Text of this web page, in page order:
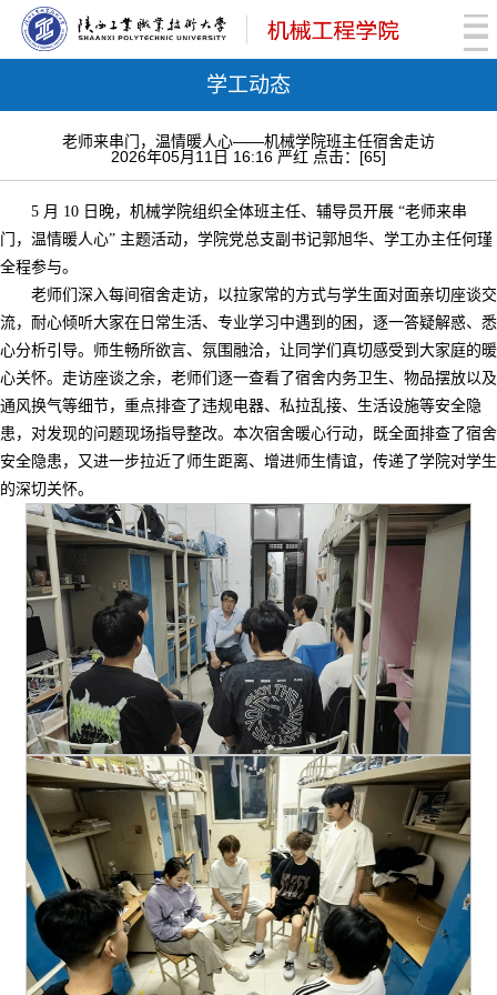
学工动态
老师来串门，温情暖人心——机械学院班主任宿舍走访
2026年05月11日 16:16 严红 点击：[65]
5 月 10 日晚，机械学院组织全体班主任、辅导员开展 “老师来串
门，温情暖人心” 主题活动，学院党总支副书记郭旭华、学工办主任何瑾
全程参与。
老师们深入每间宿舍走访，以拉家常的方式与学生面对面亲切座谈交
流，耐心倾听大家在日常生活、专业学习中遇到的困，逐一答疑解惑、悉
心分析引导。师生畅所欲言、氛围融洽，让同学们真切感受到大家庭的暖
心关怀。走访座谈之余，老师们逐一查看了宿舍内务卫生、物品摆放以及
通风换气等细节，重点排查了违规电器、私拉乱接、生活设施等安全隐
患，对发现的问题现场指导整改。本次宿舍暖心行动，既全面排查了宿舍
安全隐患，又进一步拉近了师生距离、增进师生情谊，传递了学院对学生
的深切关怀。